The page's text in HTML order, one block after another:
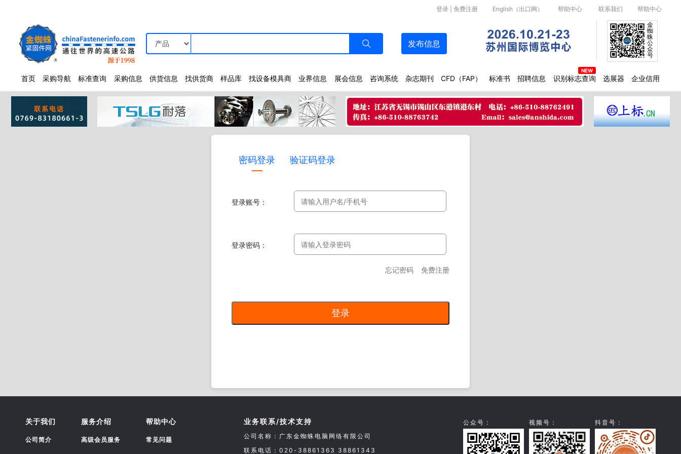
English（出口网） 帮助中心 联系我们 帮助中心
登录 免费注册
发布信息
首页 采购导航 标准查询 采购信息 供货信息 找供货商 样品库 找设备模具商 业界信息 展会信息 咨询系统 杂志期刊 CFD（FAP） 标准书 招聘信息 识别标志查询 选展器 企业信用
金
蜘
蛛
公
众
号
密码登录 验证码登录
登录账号：
登录密码：
忘记密码 免费注册
关于我们
公司简介
服务介绍
高级会员服务
帮助中心
常见问题
业务联系/技术支持
公司名称：广东金蜘蛛电脑网络有限公司
联系电话：020-38861363 38861343
公众号： 视频号： 抖音号：